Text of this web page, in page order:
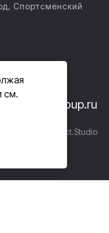
Спортсменский
group.ru
Di-Project.Studio
см.